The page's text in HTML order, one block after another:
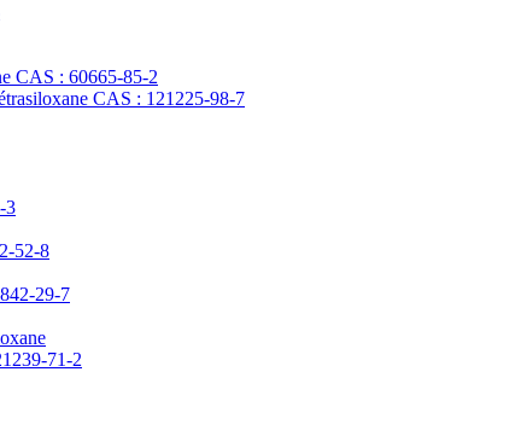
CAS : 60665-85-2
CAS : 121225-98-7
3
52-8
29-7
71-2